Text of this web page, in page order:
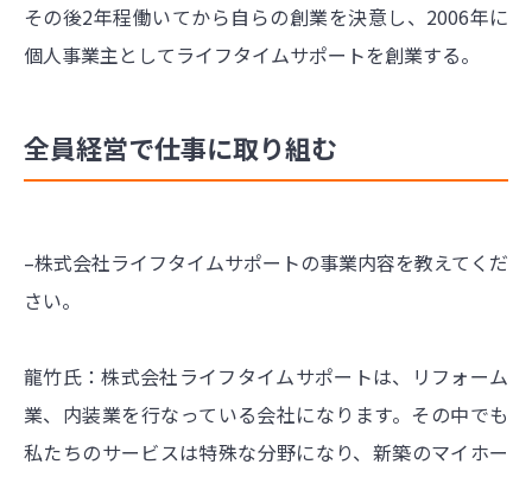
その後2年程働いてから自らの創業を決意し、2006年に
個人事業主としてライフタイムサポートを創業する。
全員経営で仕事に取り組む
–株式会社ライフタイムサポートの事業内容を教えてくだ
さい。
龍竹氏：株式会社ライフタイムサポートは、リフォーム
業、内装業を行なっている会社になります。その中でも
私たちのサービスは特殊な分野になり、新築のマイホー